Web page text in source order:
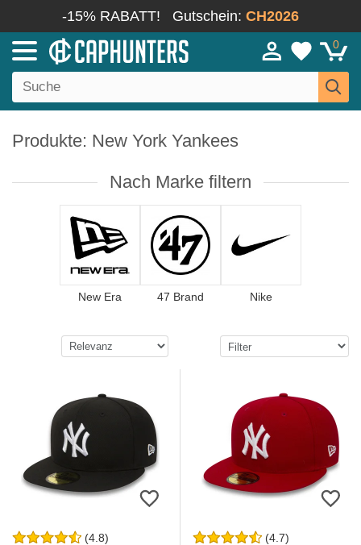
-15% RABATT! Gutschein: CH2026
0
Produkte: New York Yankees
Nach Marke filtern
New Era 47 Brand Nike
(4.8) (4.7)